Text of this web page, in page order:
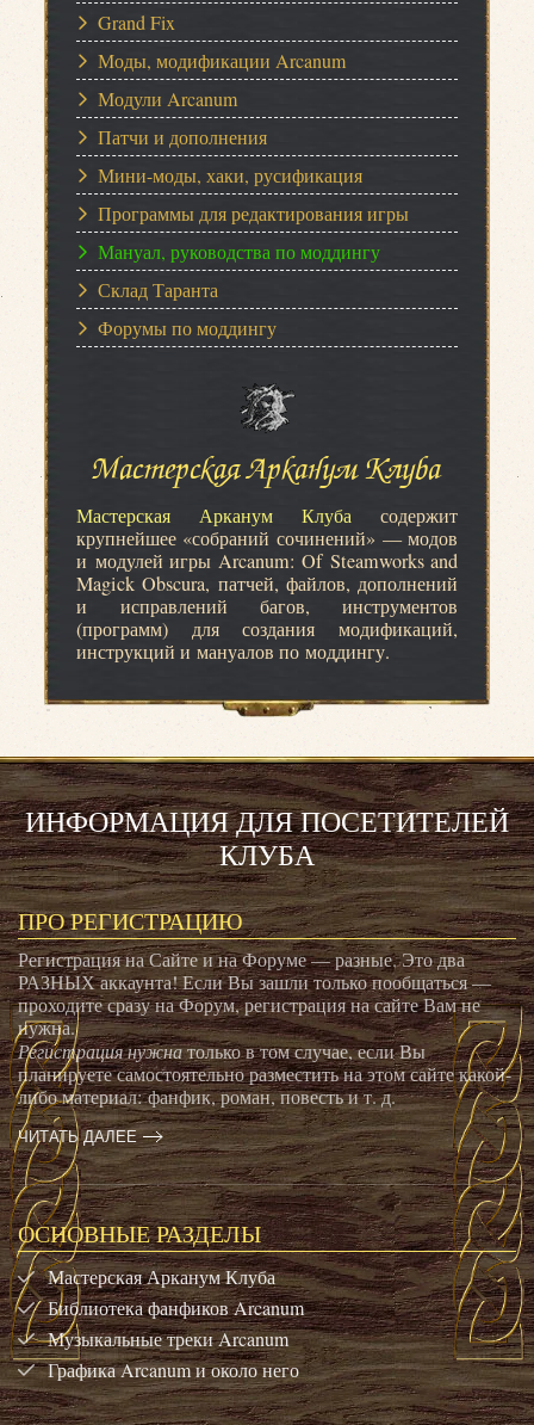
Grand Fix
Моды, модификации Arcanum
Модули Arcanum
Патчи и дополнения
Мини-моды, хаки, русификация
Программы для редактирования игры
Мануал, руководства по моддингу
Склад Таранта
Форумы по моддингу
Мастерская Арканум Клуба
Мастерская Арканум Клуба содержит
крупнейшее «собраний сочинений» — модов
и модулей игры Arcanum: Of Steamworks and
Magick Obscura, патчей, файлов, дополнений
и исправлений багов, инструментов
(программ) для создания модификаций,
инструкций и мануалов по моддингу.
ИНФОРМАЦИЯ ДЛЯ ПОСЕТИТЕЛЕЙ
КЛУБА
ПРО РЕГИСТРАЦИЮ
Регистрация на Сайте и на Форуме — разные. Это два
РАЗНЫХ аккаунта! Если Вы зашли только пообщаться —
проходите сразу на Форум, регистрация на сайте Вам не
нужна.
Регистрация нужнатолько в том случае, если Вы
планируете самостоятельно разместить на этом сайте какой-
либо материал: фанфик, роман, повесть и т. д.
ЧИТАТЬ ДАЛЕЕ
ОСНОВНЫЕ РАЗДЕЛЫ
Мастерская Арканум Клуба
Библиотека фанфиков Arcanum
Музыкальные треки Arcanum
Графика Arcanum и около него